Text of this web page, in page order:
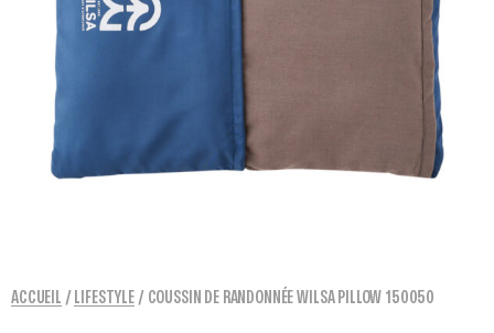
ACCUEIL / LIFESTYLE/ COUSSIN DE RANDONNÉE WILSA PILLOW 150050